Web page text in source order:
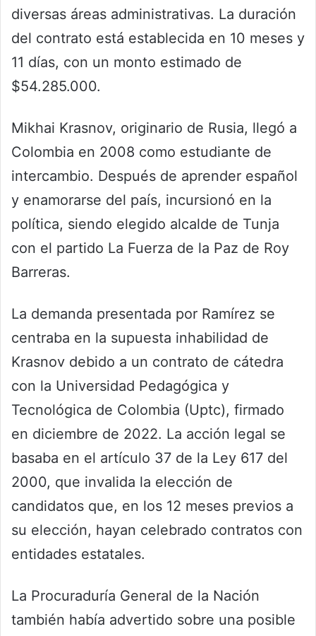
diversas áreas administrativas. La duración
del contrato está establecida en 10 meses y
11 días, con un monto estimado de
$54.285.000.
Mikhai Krasnov, originario de Rusia, llegó a
Colombia en 2008 como estudiante de
intercambio. Después de aprender español
y enamorarse del país, incursionó en la
política, siendo elegido alcalde de Tunja
con el partido La Fuerza de la Paz de Roy
Barreras.
La demanda presentada por Ramírez se
centraba en la supuesta inhabilidad de
Krasnov debido a un contrato de cátedra
con la Universidad Pedagógica y
Tecnológica de Colombia (Uptc), firmado
en diciembre de 2022. La acción legal se
basaba en el artículo 37 de la Ley 617 del
2000, que invalida la elección de
candidatos que, en los 12 meses previos a
su elección, hayan celebrado contratos con
entidades estatales.
La Procuraduría General de la Nación
también había advertido sobre una posible